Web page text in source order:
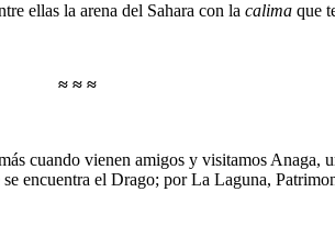
ellas la arena del Sahara con la calima que
≈ ≈ ≈
cuando vienen amigos y visitamos
encuentra el Drago; por La Laguna,